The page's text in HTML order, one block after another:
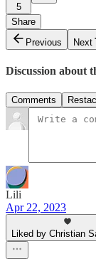
5
Share
Previous
Next
Discussion about
Comments
Lili
Apr 22, 2023
Liked by Christian